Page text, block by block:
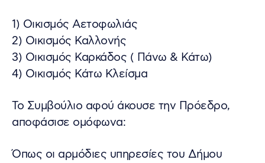
1) Οικισμός Αετοφωλιάς
2) Οικισμός Καλλονής
3) Οικισμός Καρκάδος ( Πάνω & Κάτω)
4) Οικισμός Κάτω Κλείσμα
Το Συμβούλιο αφού άκουσε την Πρόεδρο,
αποφάσισε ομόφωνα:
Όπως οι αρμόδιες υπηρεσίες του Δήμου